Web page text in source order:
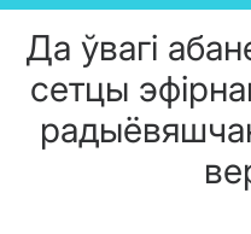
Да ўвагі
сетцы